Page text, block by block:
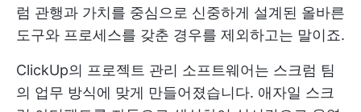
럼 관행과 가치를 중심으로 신중하게 설계된 올바른
도구와 프로세스를 갖춘 경우를 제외하고는 말이죠.
ClickUp의 프로젝트 관리 소프트웨어는 스크럼 팀
의 업무 방식에 맞게 만들어졌습니다. 애자일 스크